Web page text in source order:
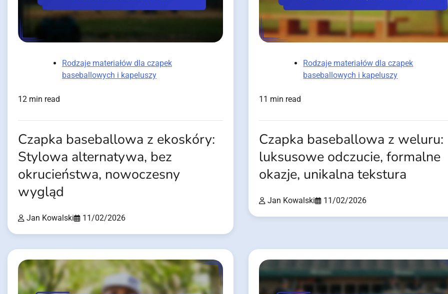
Rodzaje materiałów dla czapek
baseballowych i kapeluszy
12 min read
Czapka baseballowa z ekoskóry:
Stylowa alternatywa, bez
okrucieństwa, nowoczesny
wygląd
Jan Kowalski 11/02/2026
Rodzaje materiałów dla czapek
baseballowych i kapeluszy
11 min read
Czapka baseballowa z weluru:
luksusowe odczucie, formalne
okazje, unikalna tekstura
Jan Kowalski 11/02/2026